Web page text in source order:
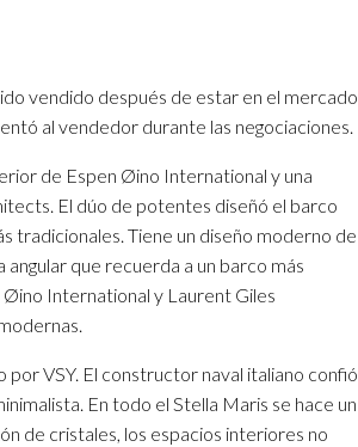
vendido después de estar en el mercado
al vendedor durante las negociaciones.
de Espen Øino International y una
El dúo de potentes diseñó el barco
tradicionales. Tiene un diseño moderno de
que recuerda a un barco más
Øino International y Laurent Giles
VSY. El constructor naval italiano confió
En todo el Stella Maris se hace un
de cristales, los espacios interiores no